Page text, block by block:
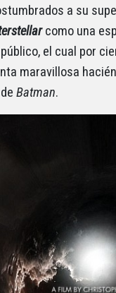
a su
como una
el cual por
maravillosa
Batman.